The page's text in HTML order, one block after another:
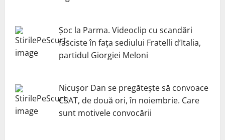
Șoc la Parma. Videoclip cu scandări
fasciste în fața sediului Fratelli d’Italia,
partidul Giorgiei Meloni
Nicuşor Dan se pregăteşte să convoace
CSAT, de două ori, în noiembrie. Care
sunt motivele convocării